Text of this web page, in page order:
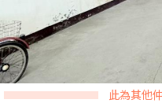
此為其他